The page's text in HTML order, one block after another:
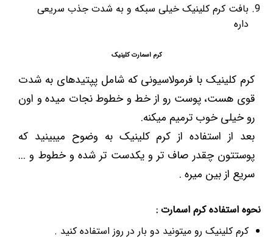
بافت کرم کلینیک خیلی سبکه و به شدت جذب سریعی
داره
کرم اسمارت کلینیک
کرم کلینیک با فرمولاسیونی که شامل پپتیدهای به شدت
قوی هست، پوست رو از خط و خطوط نجات میده و اون
رو خیلی خوب ترمیم میکنه.
بعد از استفاده از کرم کلینیک به وضوح میبینید که
پوستتون چقدر صاف تر و یکدست تر شده و خطوط و ...
سریع از بین میره .
نحوه استفاده کرم اسمارت :
کرم کلینیک رو میتونید دو بار در روز استفاده کنید .